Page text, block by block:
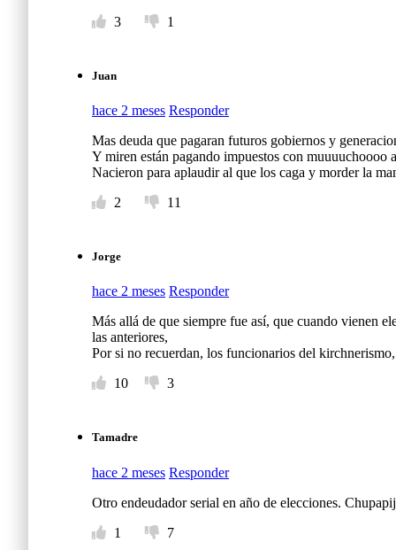
3
1
Juan
hace 2 meses Responder
Mas deuda que pagaran futuros gobiernos y
Y miren están pagando impuestos con muuuuchoooo
Nacieron para aplaudir al que los caga y morder la
2
11
Jorge
hace 2 meses Responder
Más allá de que siempre fue así, que cuando vienen
las anteriores,
Por si no recuerdan, los funcionarios del
10
3
Tamadre
hace 2 meses Responder
Otro endeudador serial en año de elecciones.
1
7